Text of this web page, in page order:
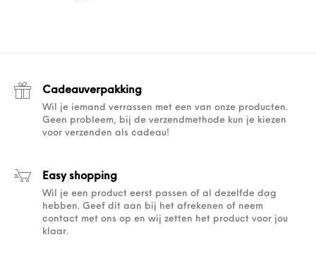
Cadeauverpakking
Wil je iemand verrassen met een van onze producten.
Geen probleem, bij de verzendmethode kun je kiezen
voor verzenden als cadeau!
Easy shopping
Wil je een product eerst passen of al dezelfde dag
hebben. Geef dit aan bij het afrekenen of neem
contact met ons op en wij zetten het product voor jou
klaar.